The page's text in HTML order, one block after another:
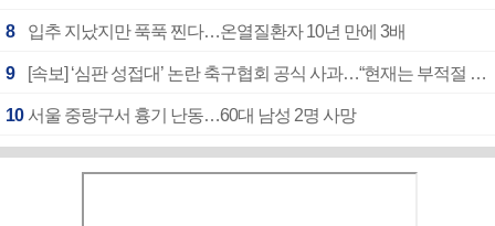
8 입추 지났지만 푹푹 찐다…온열질환자 10년 만에 3배
9 [속보] ‘심판 성접대’ 논란 축구협회 공식 사과…“현재는 부적절 행위 없어”
10 서울 중랑구서 흉기 난동…60대 남성 2명 사망